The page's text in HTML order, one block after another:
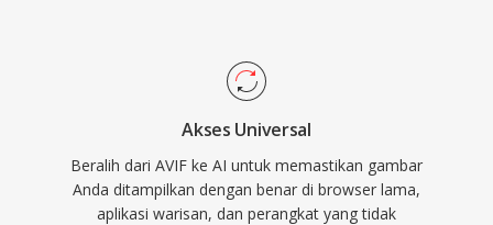
Akses Universal
Beralih dari AVIF ke AI untuk memastikan gambar
Anda ditampilkan dengan benar di browser lama,
aplikasi warisan, dan perangkat yang tidak